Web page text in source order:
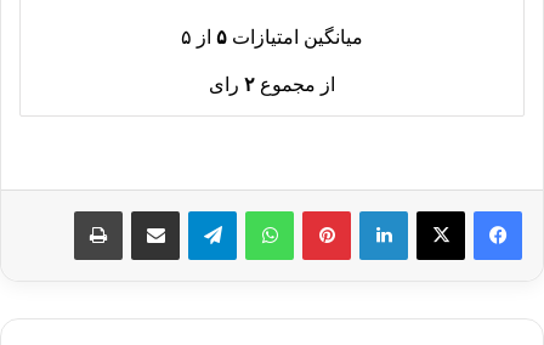
میانگین امتیازات ۵ از ۵
از مجموع ۲ رای
لینکدین پینترستواتس آپ تلگرام اشتراک گذاری از طریق ایمیل چاپ